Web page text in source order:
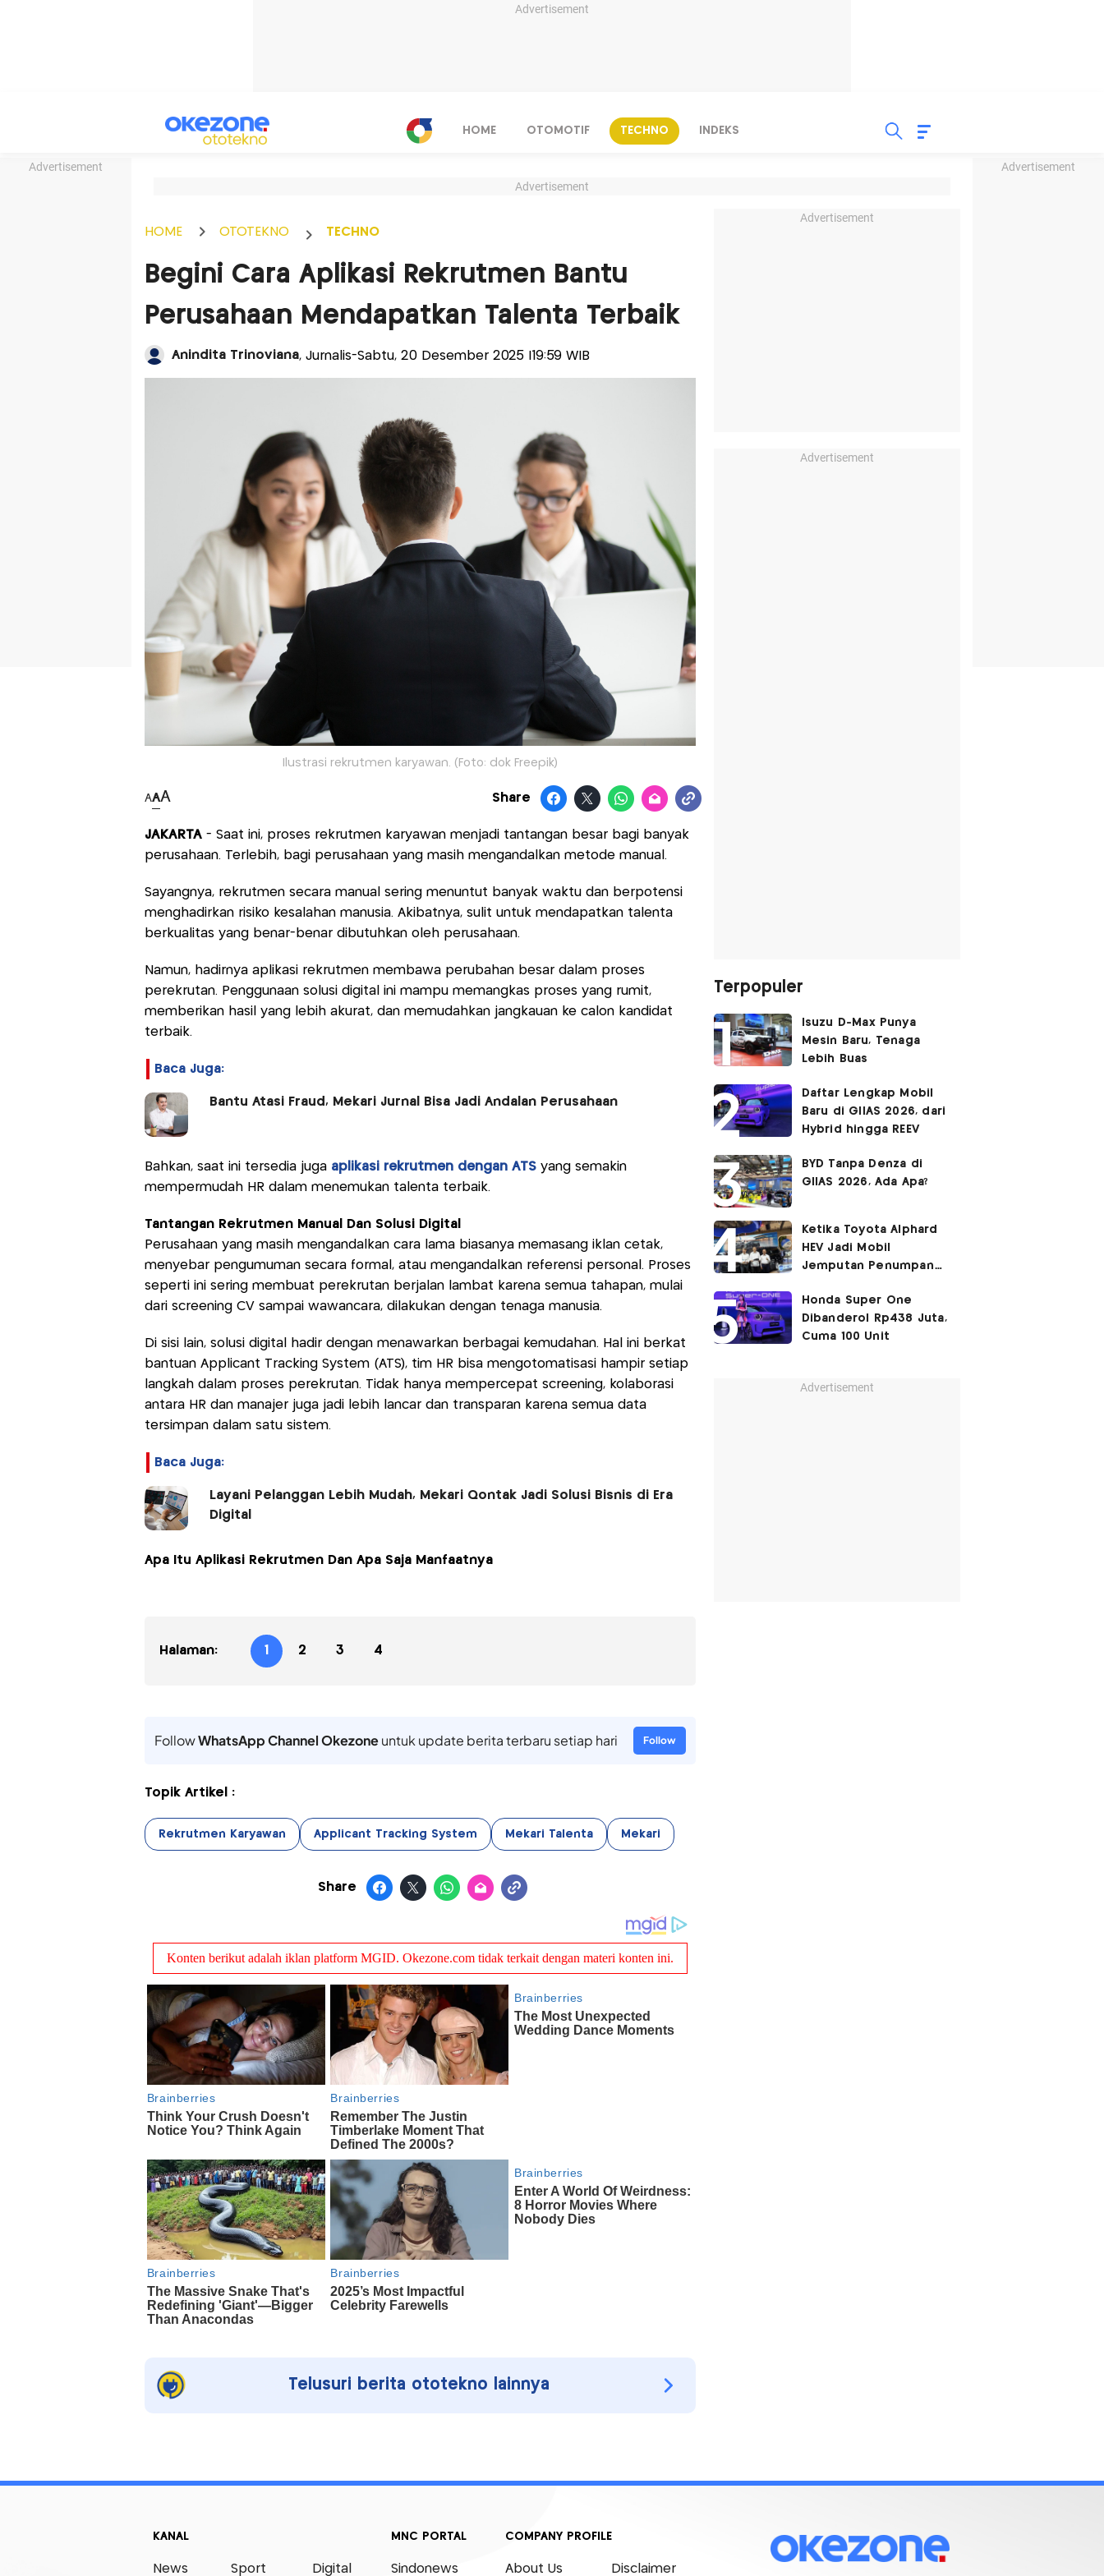
Advertisement
Advertisement Advertisement
HOME OTOMOTIF TECHNO INDEKS
Advertisement
HOME OTOTEKNO TECHNO
Begini Cara Aplikasi Rekrutmen Bantu
Perusahaan Mendapatkan Talenta Terbaik
Anindita Trinoviana, Jurnalis-Sabtu, 20 Desember 2025 |19:59 WIB
Ilustrasi rekrutmen karyawan. (Foto: dok Freepik)
AAA Share
JAKARTA - Saat ini, proses rekrutmen karyawan menjadi tantangan besar bagi banyak
perusahaan. Terlebih, bagi perusahaan yang masih mengandalkan metode manual.
Sayangnya, rekrutmen secara manual sering menuntut banyak waktu dan berpotensi
menghadirkan risiko kesalahan manusia. Akibatnya, sulit untuk mendapatkan talenta
berkualitas yang benar-benar dibutuhkan oleh perusahaan.
Namun, hadirnya aplikasi rekrutmen membawa perubahan besar dalam proses
perekrutan. Penggunaan solusi digital ini mampu memangkas proses yang rumit,
memberikan hasil yang lebih akurat, dan memudahkan jangkauan ke calon kandidat
terbaik.
Baca Juga:
Bantu Atasi Fraud, Mekari Jurnal Bisa Jadi Andalan Perusahaan
Bahkan, saat ini tersedia juga aplikasi rekrutmen dengan ATSyang semakin
mempermudah HR dalam menemukan talenta terbaik.
Tantangan Rekrutmen Manual Dan Solusi Digital
Perusahaan yang masih mengandalkan cara lama biasanya memasang iklan cetak,
menyebar pengumuman secara formal, atau mengandalkan referensi personal. Proses
seperti ini sering membuat perekrutan berjalan lambat karena semua tahapan, mulai
dari screening CV sampai wawancara, dilakukan dengan tenaga manusia.
Di sisi lain, solusi digital hadir dengan menawarkan berbagai kemudahan. Hal ini berkat
bantuan Applicant Tracking System (ATS), tim HR bisa mengotomatisasi hampir setiap
langkah dalam proses perekrutan. Tidak hanya mempercepat screening, kolaborasi
antara HR dan manajer juga jadi lebih lancar dan transparan karena semua data
tersimpan dalam satu sistem.
Baca Juga:
Layani Pelanggan Lebih Mudah, Mekari Qontak Jadi Solusi Bisnis di Era
Digital
Apa Itu Aplikasi Rekrutmen Dan Apa Saja Manfaatnya
Halaman: 1 2 3 4
FollowWhatsApp Channel Okezoneuntuk update berita terbaru setiap hari Follow
Topik Artikel :
Rekrutmen Karyawan Applicant Tracking System Mekari Talenta Mekari
Share
Telusuri berita ototekno lainnya
Advertisement
Advertisement
Terpopuler
Isuzu D-Max Punya
Mesin Baru, Tenaga
Lebih Buas
Daftar Lengkap Mobil
Baru di GIIAS 2026, dari
Hybrid hingga REEV
BYD Tanpa Denza di
GIIAS 2026, Ada Apa?
Ketika Toyota Alphard
HEV Jadi Mobil
Jemputan Penumpang
Honda Super One
Dibanderol Rp438 Juta,
Cuma 100 Unit
Advertisement